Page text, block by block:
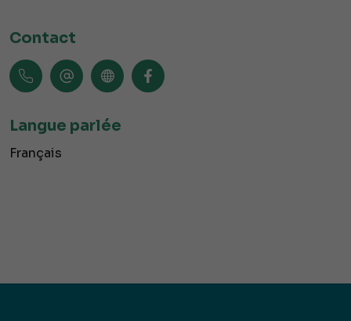
Contact
Langue parlée
Français